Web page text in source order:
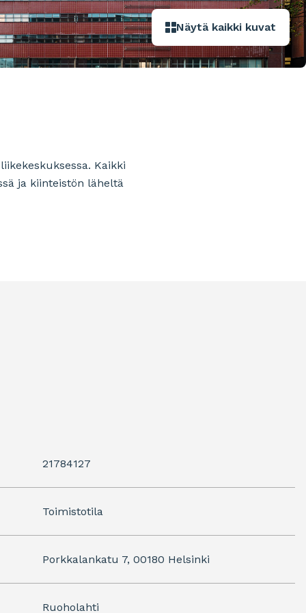
Näytä kaikki kuvat
Kaikki
ja kiinteistön läheltä
21784127
Toimistotila
Porkkalankatu 7, 00180 Helsinki
Ruoholahti